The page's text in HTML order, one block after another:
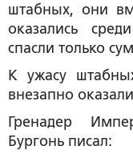
штабных, они
оказались
спасли только
К ужасу
внезапно
Гренадер
Бургонь писал: